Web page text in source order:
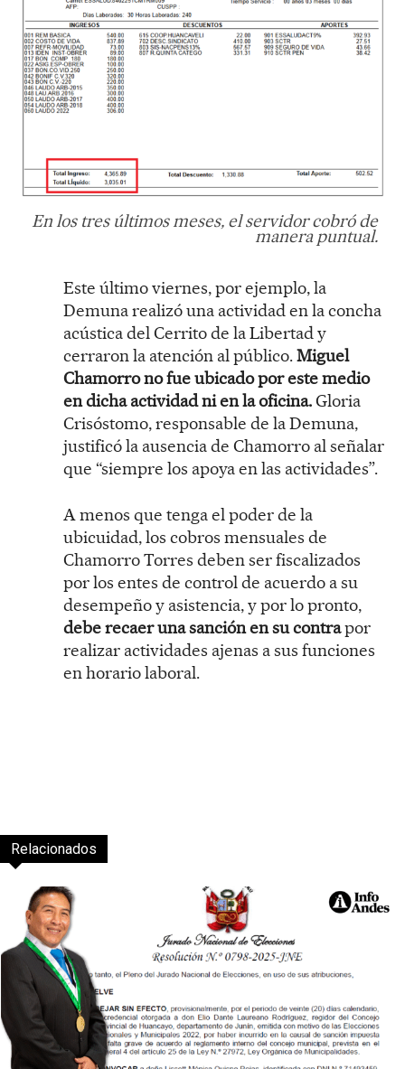
En los tres últimos meses, el servidor cobró de
manera puntual.
Este último viernes, por ejemplo, la
Demuna realizó una actividad en la concha
acústica del Cerrito de la Libertad y
cerraron la atención al público.Miguel
Chamorro no fue ubicado por este medio
en dicha actividad ni en la oficina.Gloria
Crisóstomo, responsable de la Demuna,
justificó la ausencia de Chamorro al señalar
que “siempre los apoya en las actividades”.
A menos que tenga el poder de la
ubicuidad, los cobros mensuales de
Chamorro Torres deben ser fiscalizados
por los entes de control de acuerdo a su
desempeño y asistencia, y por lo pronto,
debe recaer una sanción en su contrapor
realizar actividades ajenas a sus funciones
en horario laboral.
Relacionados